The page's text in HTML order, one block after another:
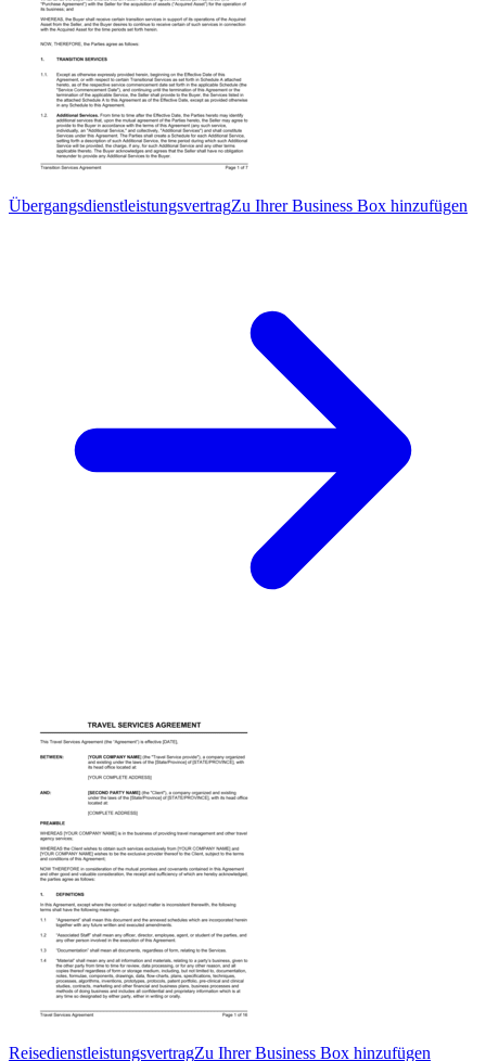
ÜbergangsdienstleistungsvertragZu Ihrer Business Box hinzufügen
ReisedienstleistungsvertragZu Ihrer Business Box hinzufügen